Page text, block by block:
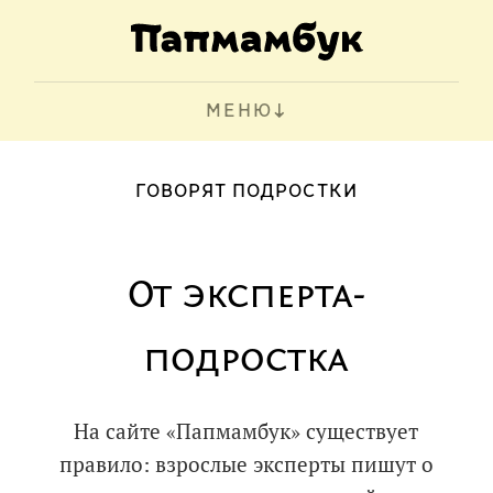
МЕНЮ
ГОВОРЯТ ПОДРОСТКИ
От эксперта-
подростка
На сайте «Папмамбук» существует
правило: взрослые эксперты пишут о